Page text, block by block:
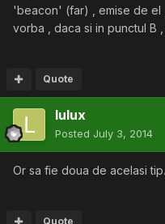
'beacon' (far) , emise de el
vorba , daca si in punctul B
Quote
lulux
Posted July 3, 2014
Or sa fie doua de acelasi
Quote